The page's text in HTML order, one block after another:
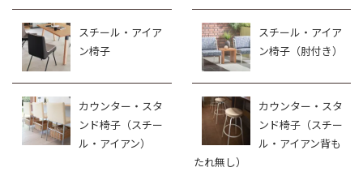
スチール・アイア
ン椅子
スチール・アイア
ン椅子（肘付き）
カウンター・スタ
ンド椅子（スチー
ル・アイアン）
カウンター・スタ
ンド椅子（スチー
ル・アイアン背も
たれ無し）